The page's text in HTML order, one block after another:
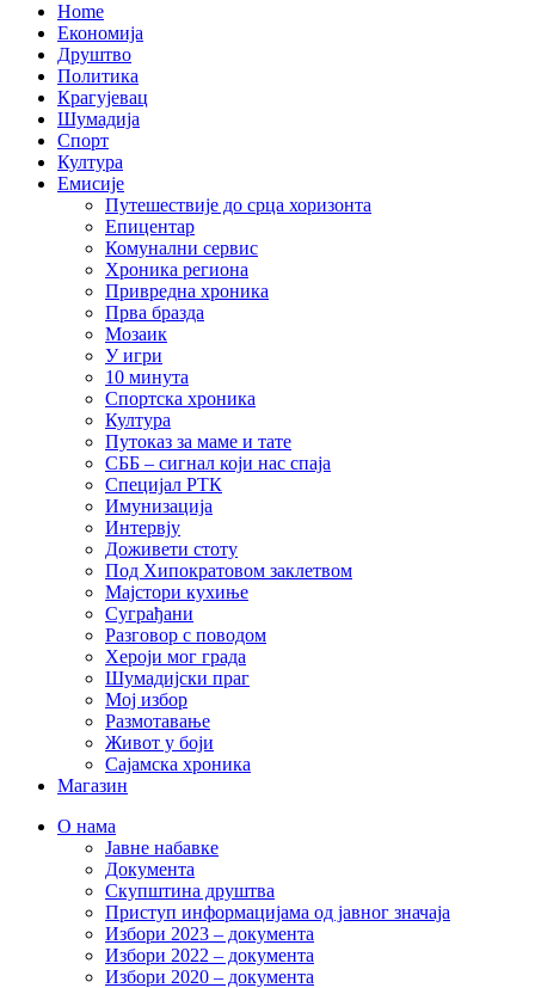
Home
Економија
Друштво
Политика
Крагујевац
Шумадија
Спорт
Култура
Емисије
Путешествије до срца хоризонта
Епицентар
Комунални сервис
Хроника региона
Привредна хроника
Прва бразда
Мозаик
У игри
10 минута
Спортска хроника
Култура
Путоказ за маме и тате
СББ – сигнал који нас спаја
Специјал РТК
Имунизација
Интервју
Доживети стоту
Под Хипократовом заклетвом
Мајстори кухиње
Суграђани
Разговор с поводом
Хероји мог града
Шумадијски праг
Мој избор
Размотавање
Живот у боји
Сајамска хроника
Магазин
О нама
Јавне набавке
Документа
Скупштина друштва
Приступ информацијама од јавног значаја
Избори 2023 – документа
Избори 2022 – документа
Избори 2020 – документа